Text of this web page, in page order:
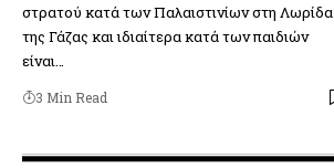
στρατού κατά των Παλαιστινίων στη Λωρίδα
της Γάζας και ιδιαίτερα κατά των παιδιών
είναι…
3 Min Read